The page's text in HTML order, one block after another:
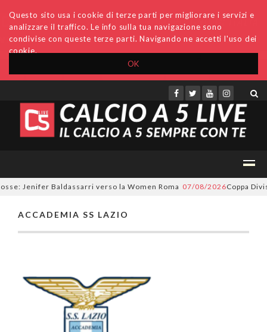
OK
Questo sito usa i cookie di terze parti per migliorare i servizi e
analizzare il traffico. Le info sulla tua navigazione sono
condivise con queste terze parti. Navigando ne accetti l'uso dei
cookie.
Accedi Archivio Invio comunicati Redazione
Jenifer Baldassarri verso la Women Roma 07/08/2026 Coppa
ACCADEMIA SS LAZIO